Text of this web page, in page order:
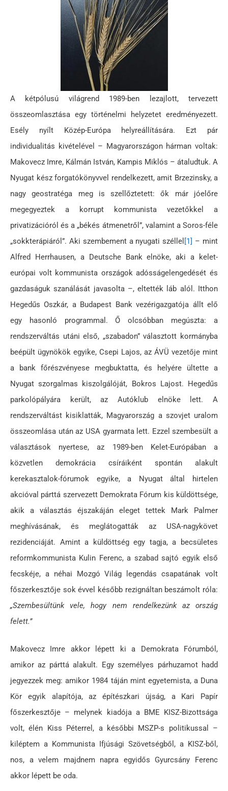
A kétpólusú világrend 1989-ben lezajlott, tervezett
összeomlasztása egy történelmi helyzetet eredményezett.
Esély nyílt Közép-Európa helyreállítására. Ezt pár
individualitás kivételével – Magyarországon hárman voltak:
Makovecz Imre, Kálmán István, Kampis Miklós – átaludtuk. A
Nyugat kész forgatókönyvvel rendelkezett, amit Brzezinsky, a
nagy geostratéga meg is szellőztetett: ők már jóelőre
megegyeztek a korrupt kommunista vezetőkkel a
privatizációról és a „békés átmenetről”, valamint a Soros-féle
„sokkterápiáról”. Aki szembement a nyugati széllel [1] – mint
Alfred Herrhausen, a Deutsche Bank elnöke, aki a kelet-
európai volt kommunista országok adósságelengedését és
gazdaságuk szanálását javasolta –, eltették láb alól. Itthon
Hegedűs Oszkár, a Budapest Bank vezérigazgatója állt elő
egy hasonló programmal. Ő olcsóbban megúszta: a
rendszerváltás utáni első, „szabadon” választott kormányba
beépült ügynökök egyike, Csepi Lajos, az ÁVÜ vezetője mint
a bank főrészvényese megbuktatta, és helyére ültette a
Nyugat szorgalmas kiszolgálóját, Bokros Lajost. Hegedűs
parkolópályára került, az Autóklub elnöke lett. A
rendszerváltást kisiklatták, Magyarország a szovjet uralom
összeomlása után az USA gyarmata lett. Ezzel szembesült a
választások nyertese, az 1989-ben Kelet-Európában a
közvetlen demokrácia csíráiként spontán alakult
kerekasztalok-fórumok egyike, a Nyugat által hirtelen
akcióval párttá szervezett Demokrata Fórum kis küldöttsége,
akik a választás éjszakáján eleget tettek Mark Palmer
meghívásának, és meglátogatták az USA-nagykövet
rezidenciáját. Amint a küldöttség egy tagja, a becsületes
reformkommunista Kulin Ferenc, a szabad sajtó egyik első
fecskéje, a néhai Mozgó Világ legendás csapatának volt
főszerkesztője sok évvel később rezignáltan beszámolt róla:
„Szembesültünk vele, hogy nem rendelkezünk az ország
felett.”
Makovecz Imre akkor lépett ki a Demokrata Fórumból,
amikor az párttá alakult. Egy személyes párhuzamot hadd
jegyezzek meg: amikor 1984 táján mint egyetemista, a Duna
Kör egyik alapítója, az építészkari újság, a Kari Papír
főszerkesztője – melynek kiadója a BME KISZ-Bizottsága
volt, élén Kiss Péterrel, a későbbi MSZP-s politikussal –
kiléptem a Kommunista Ifjúsági Szövetségből, a KISZ-ből,
nos, a velem majdnem napra egyidős Gyurcsány Ferenc
akkor lépett be oda.